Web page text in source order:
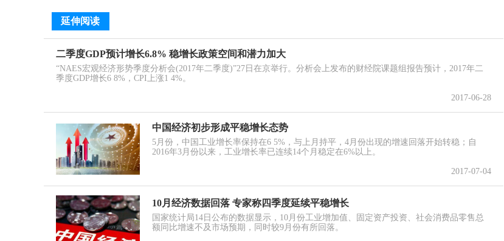
延伸阅读
二季度GDP预计增长6.8% 稳增长政策空间和潜力加大
“NAES宏观经济形势季度分析会(2017年二季度)”27日在京举行。分析会上发布的财经院课题组报告预计，2017年二
季度GDP增长6 8%，CPI上涨1 4%。
2017-06-28
中国经济初步形成平稳增长态势
5月份，中国工业增长率保持在6 5%，与上月持平，4月份出现的增速回落开始转稳；自
2016年3月份以来，工业增长率已连续14个月稳定在6%以上。
2017-07-04
10月经济数据回落 专家称四季度延续平稳增长
国家统计局14日公布的数据显示，10月份工业增加值、固定资产投资、社会消费品零售总
额同比增速不及市场预期，同时较9月份有所回落。